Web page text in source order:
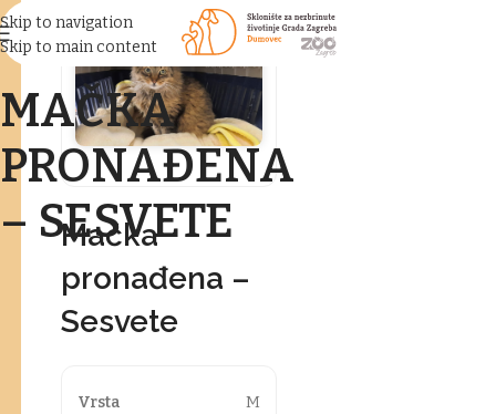
Skip to navigation
Skip to main content
MAČKA
PRONAĐENA
– SESVETE
Mačka
pronađena –
Sesvete
Vrsta
M